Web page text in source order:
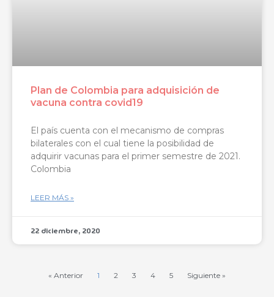
Plan de Colombia para adquisición de
vacuna contra covid19
El país cuenta con el mecanismo de compras
bilaterales con el cual tiene la posibilidad de
adquirir vacunas para el primer semestre de 2021.
Colombia
LEER MÁS »
22 diciembre, 2020
« Anterior 1 2 3 4 5 Siguiente »